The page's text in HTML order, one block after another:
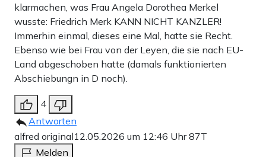
klarmachen, was Frau Angela Dorothea Merkel
wusste: Friedrich Merk KANN NICHT KANZLER!
Immerhin einmal, dieses eine Mal, hatte sie Recht.
Ebenso wie bei Frau von der Leyen, die sie nach EU-
Land abgeschoben hatte (damals funktionierten
Abschiebungn in D noch).
4
Antworten
alfred original12.05.2026 um 12:46 Uhr87T
Melden